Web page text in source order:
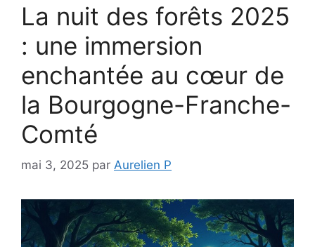
La nuit des forêts 2025
: une immersion
enchantée au cœur de
la Bourgogne-Franche-
Comté
mai 3, 2025 par Aurelien P